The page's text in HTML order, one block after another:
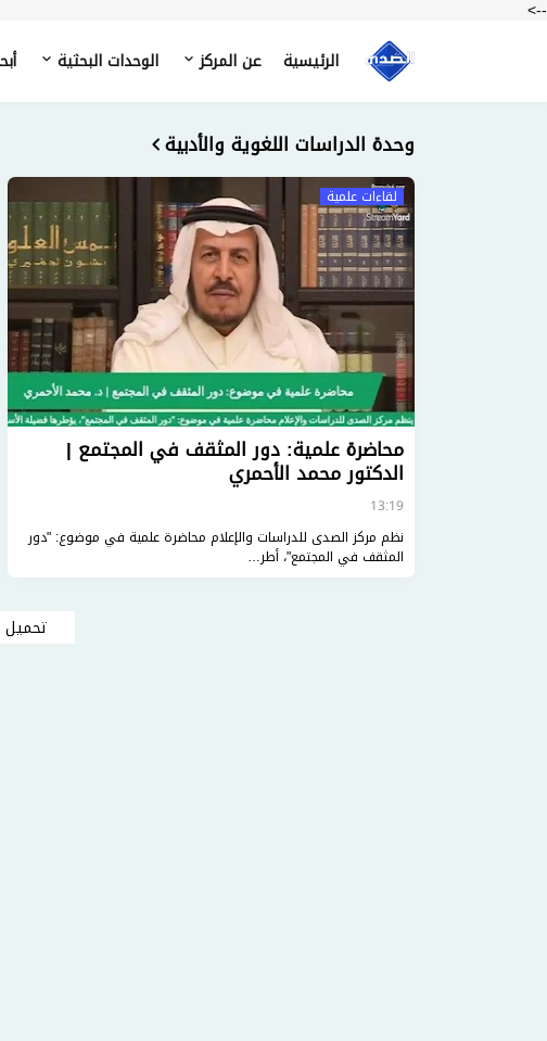
-->
الرئيسية
عن المركز الوحدات البحثية
وحدة الدراسات اللغوية والأدبية
لقاءات علمية
محاضرة علمية: دور المثقف في المجتمع |
الدكتور محمد الأحمري
13:19
نظم مركز الصدى للدراسات والإعلام محاضرة علمية في موضوع: "دور
المثقف في المجتمع"، أطر…
تحميل